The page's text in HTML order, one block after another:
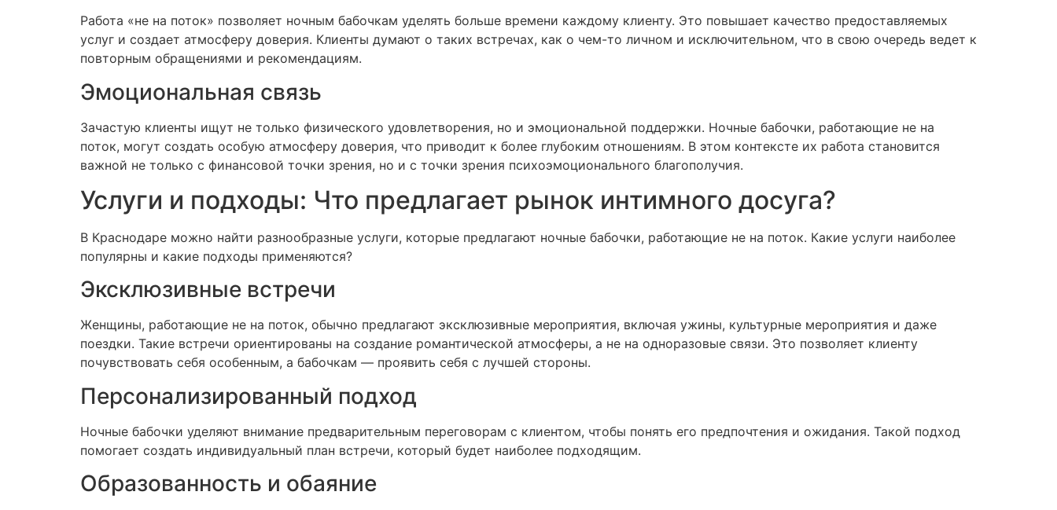
Работа «не на поток» позволяет ночным бабочкам уделять больше времени каждому клиенту. Это повышает качество предоставляемых
услуг и создает атмосферу доверия. Клиенты думают о таких встречах, как о чем-то личном и исключительном, что в свою очередь ведет к
повторным обращениями и рекомендациям.
Эмоциональная связь
Зачастую клиенты ищут не только физического удовлетворения, но и эмоциональной поддержки. Ночные бабочки, работающие не на
поток, могут создать особую атмосферу доверия, что приводит к более глубоким отношениям. В этом контексте их работа становится
важной не только с финансовой точки зрения, но и с точки зрения психоэмоционального благополучия.
Услуги и подходы: Что предлагает рынок интимного досуга?
В Краснодаре можно найти разнообразные услуги, которые предлагают ночные бабочки, работающие не на поток. Какие услуги наиболее
популярны и какие подходы применяются?
Эксклюзивные встречи
Женщины, работающие не на поток, обычно предлагают эксклюзивные мероприятия, включая ужины, культурные мероприятия и даже
поездки. Такие встречи ориентированы на создание романтической атмосферы, а не на одноразовые связи. Это позволяет клиенту
почувствовать себя особенным, а бабочкам — проявить себя с лучшей стороны.
Персонализированный подход
Ночные бабочки уделяют внимание предварительным переговорам с клиентом, чтобы понять его предпочтения и ожидания. Такой подход
помогает создать индивидуальный план встречи, который будет наиболее подходящим.
Образованность и обаяние